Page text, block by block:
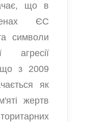
що в
ЄС
символи
агресії
що з 2009
як
жертв